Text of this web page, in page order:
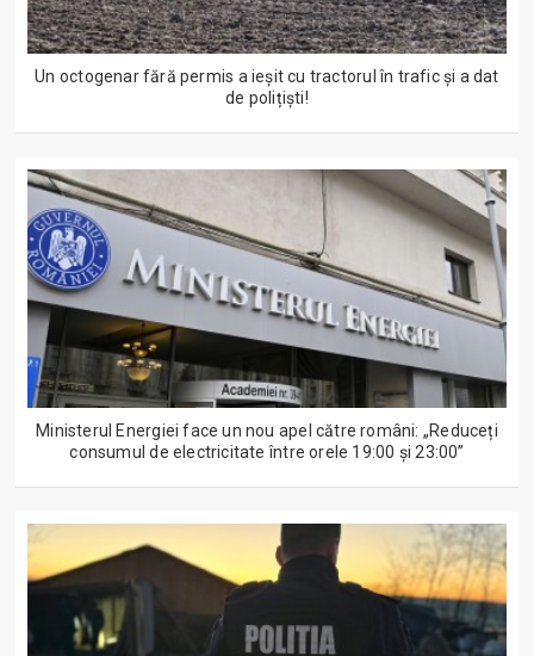
Un octogenar fără permis a ieșit cu tractorul în trafic și a dat
de polițiști!
Ministerul Energiei face un nou apel către români: „Reduceți
consumul de electricitate între orele 19:00 și 23:00”